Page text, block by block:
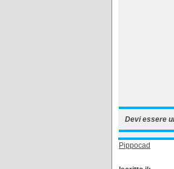
Devi essere
Pippocad